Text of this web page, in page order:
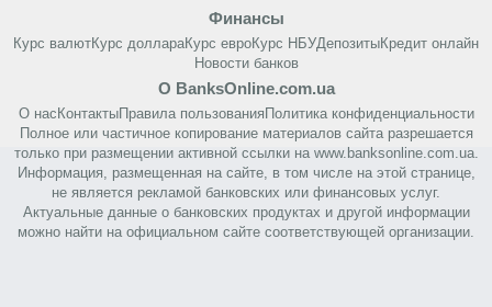
Финансы
Курс валютКурс доллараКурс евроКурс НБУДепозитыКредит онлайн
Новости банков
О BanksOnline.com.ua
О нас КонтактыПравила пользования Политика конфиденциальности
Полное или частичное копирование материалов сайта разрешается
только при размещении активной ссылки на www.banksonline.com.ua.
Информация, размещенная на сайте, в том числе на этой странице,
не является рекламой банковских или финансовых услуг.
Актуальные данные о банковских продуктах и другой информации
можно найти на официальном сайте соответствующей организации.